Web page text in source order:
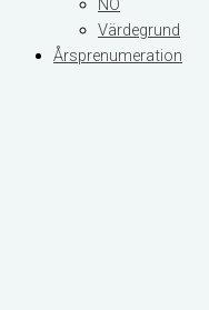
NO
Värdegrund
Årsprenumeration